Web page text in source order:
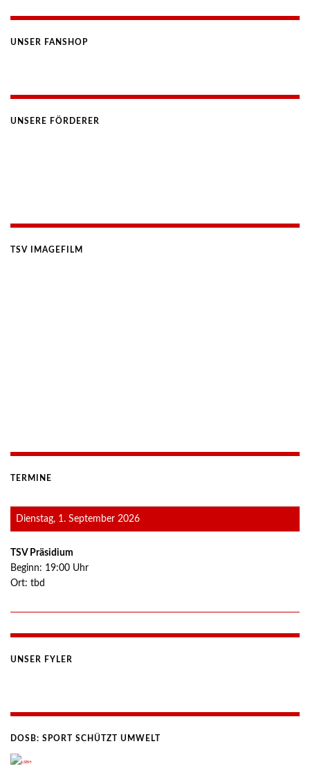
UNSER FANSHOP
UNSERE FÖRDERER
TSV IMAGEFILM
TERMINE
Dienstag, 1. September 2026
TSV Präsidium
Beginn: 19:00 Uhr
Ort: tbd
UNSER FYLER
DOSB: SPORT SCHÜTZT UMWELT